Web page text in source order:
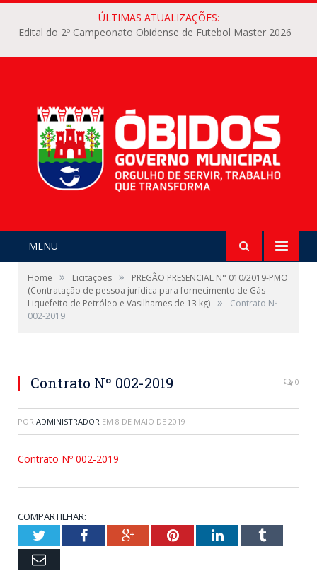
ÚLTIMAS ATUALIZAÇÕES:
Edital do 2º Campeonato Obidense de Futebol Master 2026
MENU
Home » Licitações »
PREGÃO PRESENCIAL N° 010/2019-PMO
(Contratação de pessoa jurídica para fornecimento de Gás
Liquefeito de Petróleo e Vasilhames de 13 kg) »
Contrato Nº
002-2019
Contrato Nº 002-2019 0
POR ADMINISTRADOR EM 8 DE MAIO DE 2019
Contrato Nº 002-2019
COMPARTILHAR:
TwitterFacebookGoogle+PinterestLinkedInTumblr
Email